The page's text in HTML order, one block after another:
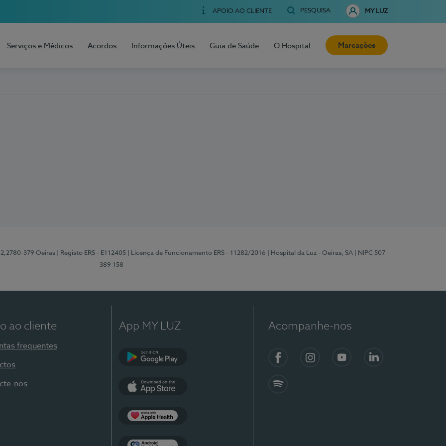
APOIO AO CLIENTE PESQUISA MY LUZ
Serviços e Médicos Acordos Informações Úteis Guia de Saúde O Hospital Marcações
379 Oeiras | Registo ERS - E112405 | Licença de Funcionamento ERS - 11282/2016 | Hospital da Luz - Oeiras, SA
| NIPC 507
389 158
ao cliente
frequentes
nos
App MY LUZ Acompanhe-nos